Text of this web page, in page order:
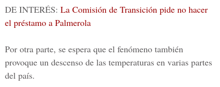
DE INTERÉS: La Comisión de Transición pide no hacer
el préstamo a Palmerola
Por otra parte, se espera que el fenómeno también
provoque un descenso de las temperaturas en varias partes
del país.